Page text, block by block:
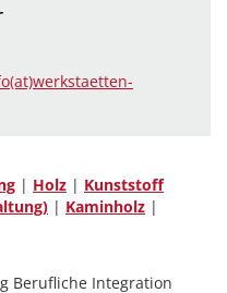
| Holz | Kunststoff
| Kaminholz |
Berufliche Integration